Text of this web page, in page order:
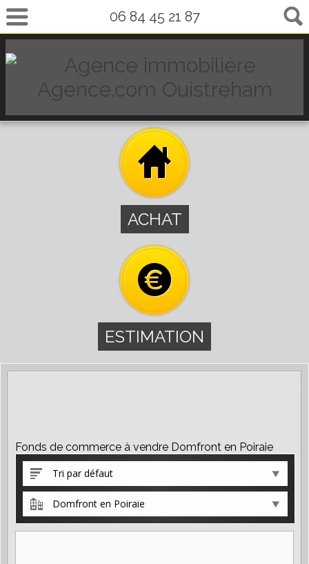
06 84 45 21 87
ACHAT
ESTIMATION
Fonds de commerce à vendre Domfront en Poiraie
Tri par défaut
Domfront en Poiraie